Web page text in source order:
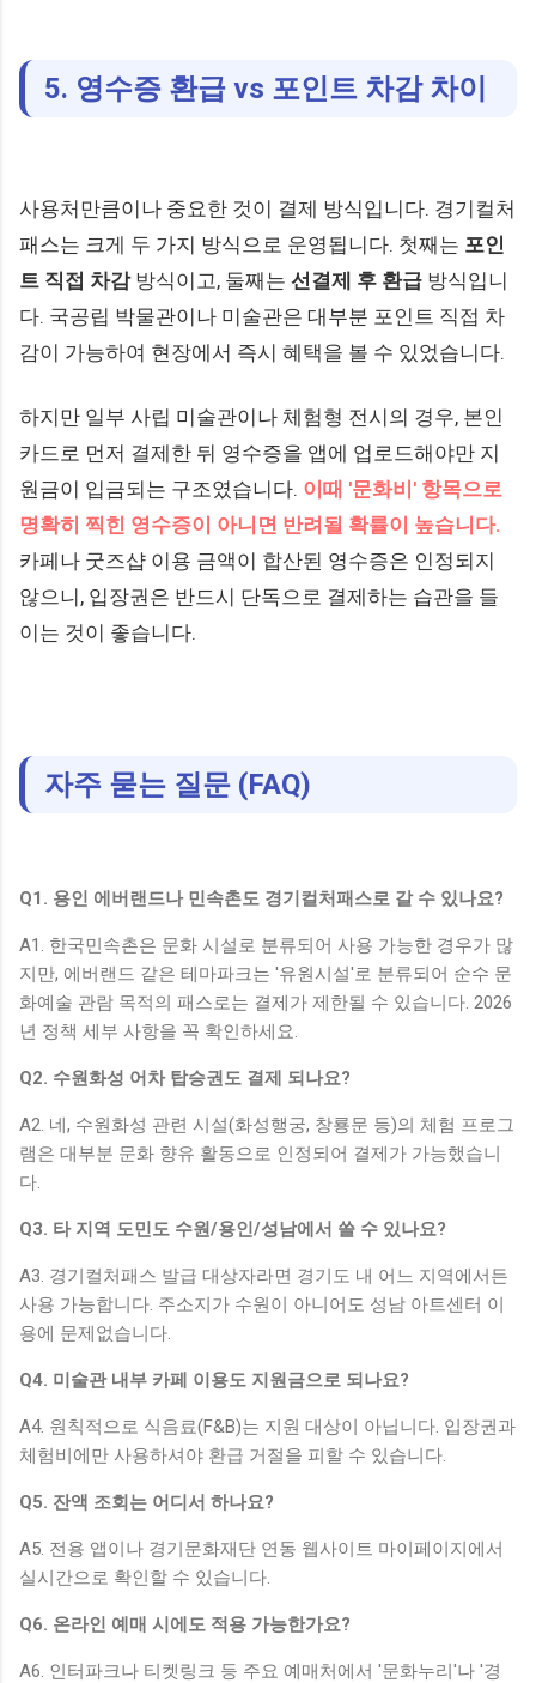
5. 영수증 환급 vs 포인트 차감 차이
사용처만큼이나 중요한 것이 결제 방식입니다. 경기컬처
패스는 크게 두 가지 방식으로 운영됩니다. 첫째는 포인
트 직접 차감방식이고, 둘째는 선결제 후 환급 방식입니
다. 국공립 박물관이나 미술관은 대부분 포인트 직접 차
감이 가능하여 현장에서 즉시 혜택을 볼 수 있었습니다.
하지만 일부 사립 미술관이나 체험형 전시의 경우, 본인
카드로 먼저 결제한 뒤 영수증을 앱에 업로드해야만 지
원금이 입금되는 구조였습니다. 이때 '문화비' 항목으로
명확히 찍힌 영수증이 아니면 반려될 확률이 높습니다.
카페나 굿즈샵 이용 금액이 합산된 영수증은 인정되지
않으니, 입장권은 반드시 단독으로 결제하는 습관을 들
이는 것이 좋습니다.
자주 묻는 질문 (FAQ)
Q1. 용인 에버랜드나 민속촌도 경기컬처패스로 갈 수 있나요?
A1. 한국민속촌은 문화 시설로 분류되어 사용 가능한 경우가 많
지만, 에버랜드 같은 테마파크는 '유원시설'로 분류되어 순수 문
화예술 관람 목적의 패스로는 결제가 제한될 수 있습니다. 2026
년 정책 세부 사항을 꼭 확인하세요.
Q2. 수원화성 어차 탑승권도 결제 되나요?
A2. 네, 수원화성 관련 시설(화성행궁, 창룡문 등)의 체험 프로그
램은 대부분 문화 향유 활동으로 인정되어 결제가 가능했습니
다.
Q3. 타 지역 도민도 수원/용인/성남에서 쓸 수 있나요?
A3. 경기컬처패스 발급 대상자라면 경기도 내 어느 지역에서든
사용 가능합니다. 주소지가 수원이 아니어도 성남 아트센터 이
용에 문제없습니다.
Q4. 미술관 내부 카페 이용도 지원금으로 되나요?
A4. 원칙적으로 식음료(F&B)는 지원 대상이 아닙니다. 입장권과
체험비에만 사용하셔야 환급 거절을 피할 수 있습니다.
Q5. 잔액 조회는 어디서 하나요?
A5. 전용 앱이나 경기문화재단 연동 웹사이트 마이페이지에서
실시간으로 확인할 수 있습니다.
Q6. 온라인 예매 시에도 적용 가능한가요?
A6. 인터파크나 티켓링크 등 주요 예매처에서 '문화누리'나 '경